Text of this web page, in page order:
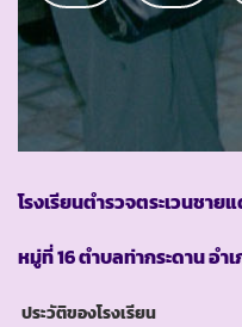
โรงเรียนตำรวจตระเวนชา
หมู่ที่ 16 ตำบลท่ากระดาน อำ
ประวัติของโรงเรียน